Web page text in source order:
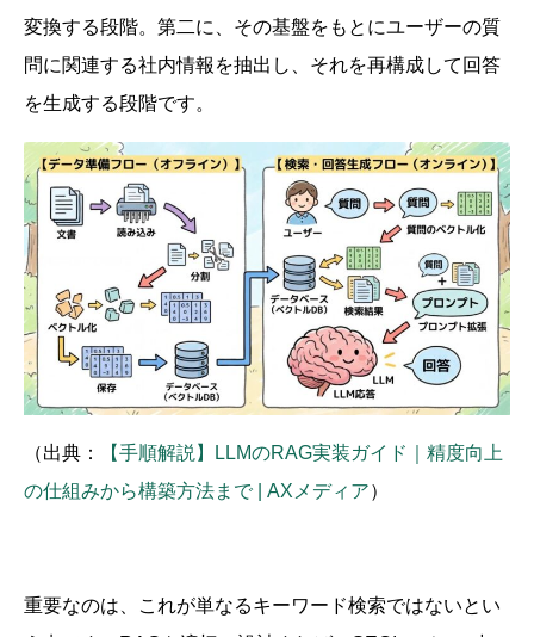
変換する段階。第二に、その基盤をもとにユーザーの質
問に関連する社内情報を抽出し、それを再構成して回答
を生成する段階です。
（出典：
【手順解説】LLMのRAG実装ガイド｜精度向上
の仕組みから構築方法まで | AXメディア）
重要なのは、これが単なるキーワード検索ではないとい